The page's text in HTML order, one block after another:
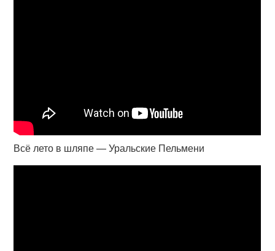
Всё лето в шляпе — Уральские Пельмени